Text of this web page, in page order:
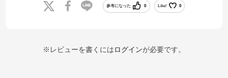
クスピード２も持っていますが、感覚的には２の方がソールが柔らか
いかなぁと感じます。まだ、10㌔走一回しか走ってないので、わかり
参考になった 0 Like! 0
※レビューを書くにはログインが必要です。